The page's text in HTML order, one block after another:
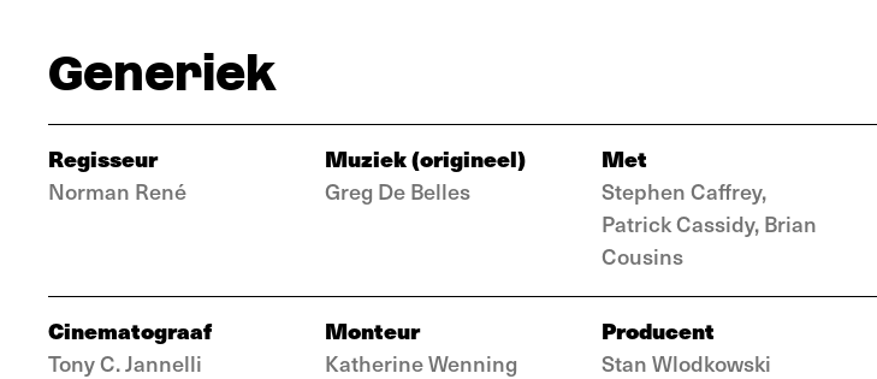
Generiek
Regisseur
Norman René
Muziek (origineel)
Greg De Belles
Met
Stephen Caffrey,
Patrick Cassidy, Brian
Cousins
Cinematograaf
Tony C. Jannelli
Monteur
Katherine Wenning
Producent
Stan Wlodkowski